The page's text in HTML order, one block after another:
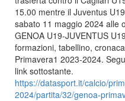
15.00 mentre il Juventus
sabato 11 maggio 2024 alle
GENOA U19-JUVENTUS U19
formazioni, tabellino,
Primavera1 2023-2024.
link sottostante.
https://datasport.it/calcio/
2024/partita/32/genoa-